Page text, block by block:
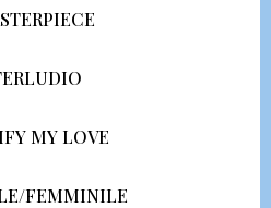
MY LOVE
FEMMINILE